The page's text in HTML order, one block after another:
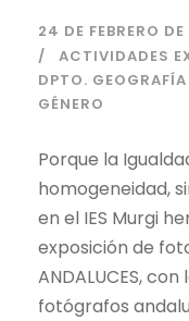
24 DE FEBRERO
ACTIVIDADES
DPTO.
GÉNERO
Porque la
homogeneidad,
en el IES Murgi
exposición de
ANDALUCES,
fotógrafos